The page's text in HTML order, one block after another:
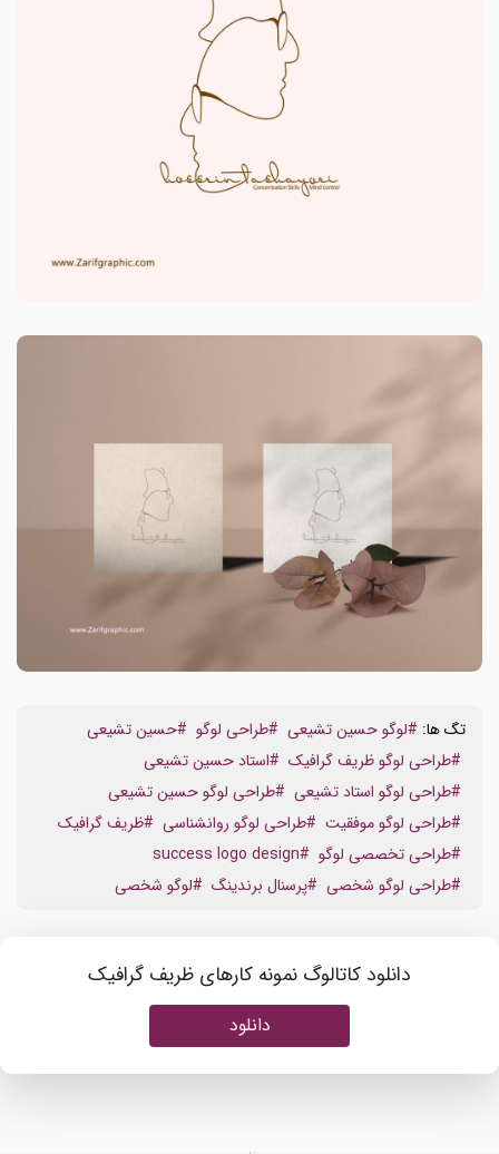
تگ ها: #لوگو حسین تشیعی #طراحی لوگو #حسین تشیعی
#طراحی لوگو ظریف گرافیک #استاد حسین تشیعی
#طراحی لوگو استاد تشیعی #طراحی لوگو حسین تشیعی
#طراحی لوگو موفقیت #طراحی لوگو روانشناسی #ظریف گرافیک
#طراحی تخصصی لوگو #success logo design
#طراحی لوگو شخصی #پرسنال برندینگ #لوگو شخصی
دانلود کاتالوگ نمونه کارهای ظریف گرافیک
دانلود